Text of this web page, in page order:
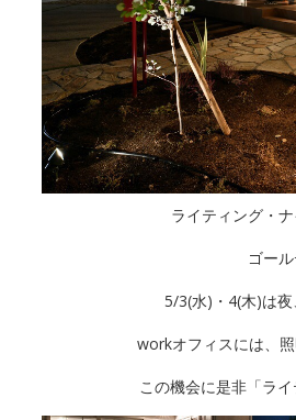
ライティング・
ゴー
5/3(水)・4(木)は夜
workオフィスには、
この機会に是非「ラ